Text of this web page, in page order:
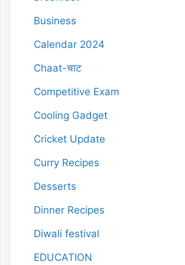
Business
Calendar 2024
Chaat-चाट
Competitive Exam
Cooling Gadget
Cricket Update
Curry Recipes
Desserts
Dinner Recipes
Diwali festival
EDUCATION